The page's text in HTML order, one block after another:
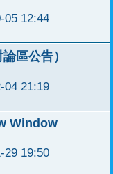
05 12:44
區公告）
04 21:19
Window
29 19:50